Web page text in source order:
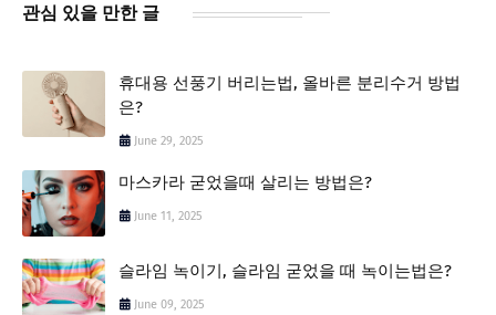
관심 있을 만한 글
휴대용 선풍기 버리는법, 올바른 분리수거 방법
은?
June 29, 2025
마스카라 굳었을때 살리는 방법은?
June 11, 2025
슬라임 녹이기, 슬라임 굳었을 때 녹이는법은?
June 09, 2025